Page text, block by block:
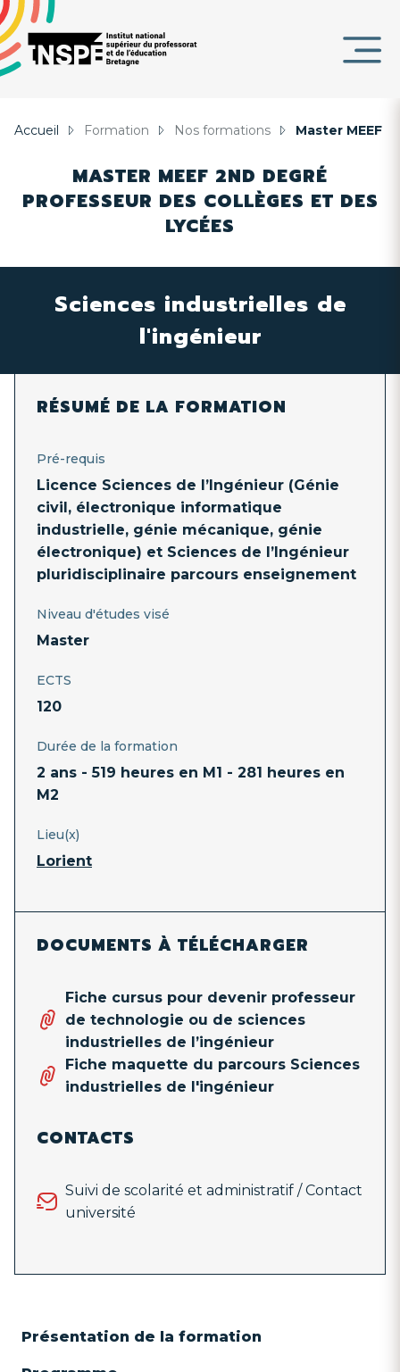
au
contenu
principal
d'Ariane
Accueil Formation Nos formations Master MEEF
MASTER MEEF 2ND DEGRÉ
PROFESSEUR DES COLLÈGES ET DES
LYCÉES
Sciences industrielles de
l'ingénieur
RÉSUMÉ DE LA FORMATION
Pré-requis
Licence Sciences de l’Ingénieur (Génie
civil, électronique informatique
industrielle, génie mécanique, génie
électronique) et Sciences de l’Ingénieur
pluridisciplinaire parcours enseignement
Niveau d'études visé
Master
ECTS
120
Durée de la formation
2 ans - 519 heures en M1 - 281 heures en
M2
Lieu(x)
Lorient
DOCUMENTS À TÉLÉCHARGER
Fiche cursus pour devenir professeur
de technologie ou de sciences
industrielles de l’ingénieur
Fiche maquette du parcours Sciences
industrielles de l'ingénieur
CONTACTS
Suivi de scolarité et administratif / Contact
université
Présentation de la formation
DE
Panneau de gestion des cookies